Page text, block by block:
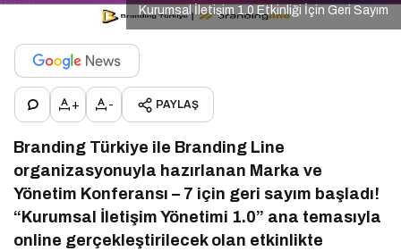
Kurumsal İletişim 1.0 Etkinliği İçin Geri Sayım
+ - PAYLAŞ
Branding Türkiye ile Branding Line
organizasyonuyla hazırlanan Marka ve
Yönetim Konferansı – 7 için geri sayım başladı!
“Kurumsal İletişim Yönetimi 1.0” ana temasıyla
online gerçekleştirilecek olan etkinlikte